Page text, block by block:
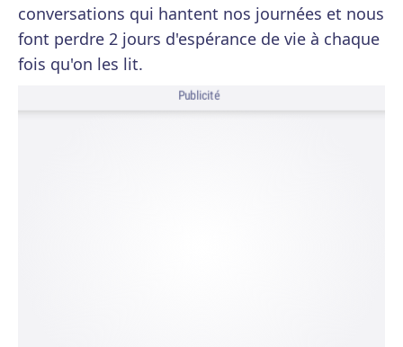
conversations qui hantent nos journées et nous
font perdre 2 jours d'espérance de vie à chaque
fois qu'on les lit.
Publicité